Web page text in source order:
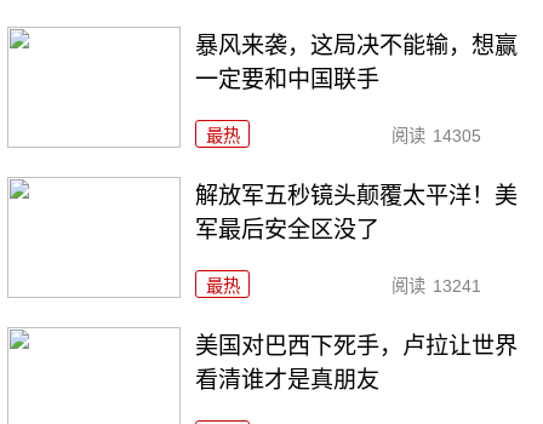
暴风来袭，这局决不能输，想赢
一定要和中国联手
最热 阅读 14305
解放军五秒镜头颠覆太平洋！美
军最后安全区没了
最热 阅读 13241
美国对巴西下死手，卢拉让世界
看清谁才是真朋友